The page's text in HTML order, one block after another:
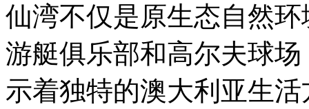
仙湾不仅是原生态自然
游艇俱乐部和高尔夫球
示着独特的澳大利亚生